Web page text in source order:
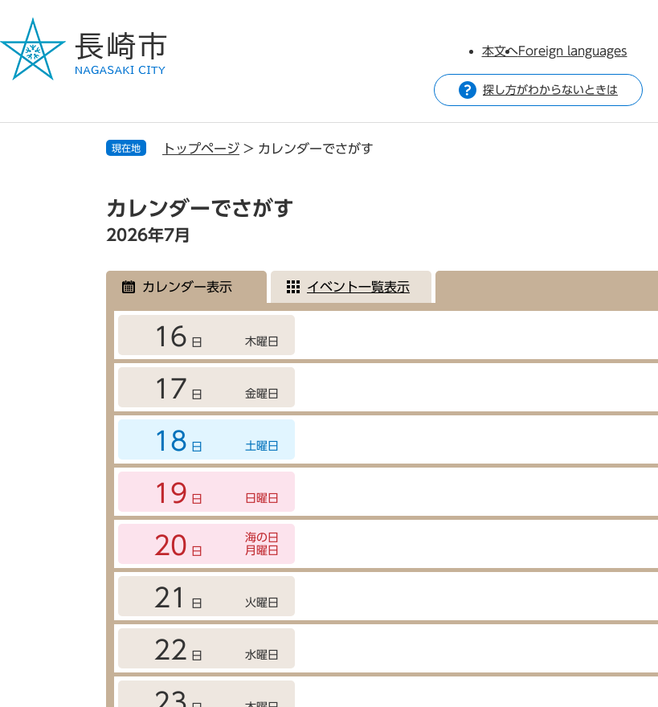
ジ
で
ュ
ば
本文へForeign languages
探し方がわからないときは
現在地 トップページ > カレンダーでさがす
文
カレンダーでさがす
2026年7月
カレンダー表示 イベント一覧表示
16 日 木曜日
17 日 金曜日
18 日 土曜日
19 日 日曜日
20 日
海の日
月曜日
21 日 火曜日
22 日 水曜日
23